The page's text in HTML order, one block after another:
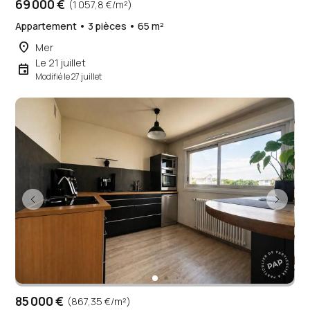
69 000 € (1 057,8 €/m²)
Appartement • 3 pièces • 65 m²
place Mer
event Le 21 juillet
Modifié le 27 juillet
85 000 € (867,35 €/m²)